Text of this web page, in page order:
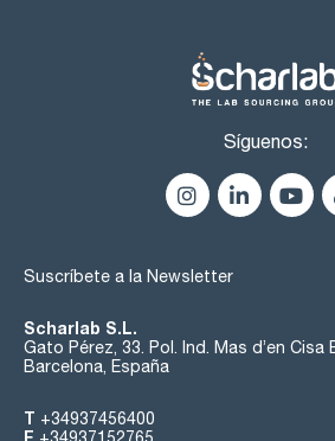
Síguenos:
Suscríbete a la Newsletter
Scharlab S.L.
Gato Pérez, 33. Pol. Ind. Mas d’en Cisa
Barcelona, España
T +34937456400